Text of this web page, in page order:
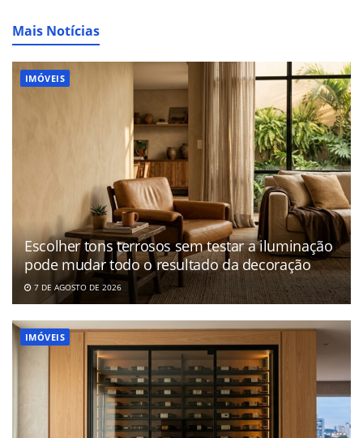
Mais Notícias
IMÓVEIS
Escolher tons terrosos sem testar a iluminação
pode mudar todo o resultado da decoração
7 DE AGOSTO DE 2026
IMÓVEIS